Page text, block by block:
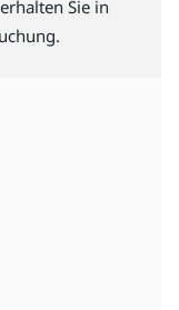
Sie in